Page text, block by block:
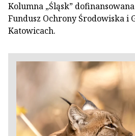
Kolumna „Śląsk”
Fundusz Ochrony Środowiska i
Katowicach.